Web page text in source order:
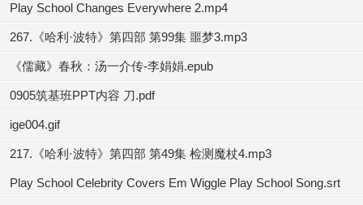
Play School Changes Everywhere 2.mp4
267.《哈利·波特》第四部 第99集 噩梦3.mp3
《儒藏》春秋：汤一介传-李娟娟.epub
0905筑基班PPT内容 刀.pdf
ige004.gif
217.《哈利·波特》第四部 第49集 检测魔杖4.mp3
Play School Celebrity Covers Em Wiggle Play School Song.srt